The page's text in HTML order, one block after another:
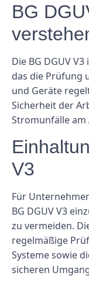
BG
Die BG DGUV
das die Prüfung
und Geräte
Sicherheit der
Stromunfälle
V3
Für
BG DGUV V3
zu vermeiden.
regelmäßige
Systeme sowie
sicheren